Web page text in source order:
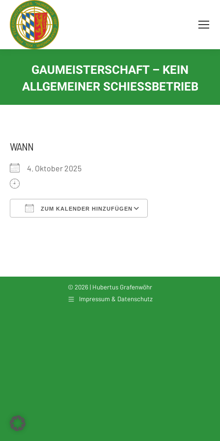
springen
GAUMEISTERSCHAFT – KEIN
ALLGEMEINER SCHIESSBETRIEB
WANN
4. Oktober 2025
ZUM KALENDER HINZUFÜGEN
© 2026 | Hubertus Grafenwöhr
Impressum & Datenschutz